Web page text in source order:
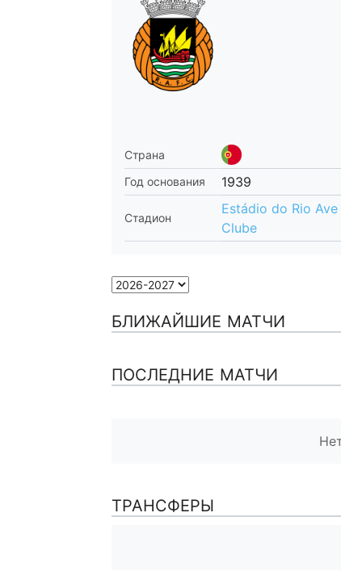
Страна
Год основания
1939
Стадион
Estádio do Rio Ave
Clube
БЛИЖАЙШИЕ МАТЧИ
ПОСЛЕДНИЕ МАТЧИ
ТРАНСФЕРЫ